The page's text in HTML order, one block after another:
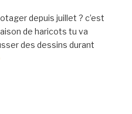
depuis juillet ? c’est
de haricots tu va
des dessins durant